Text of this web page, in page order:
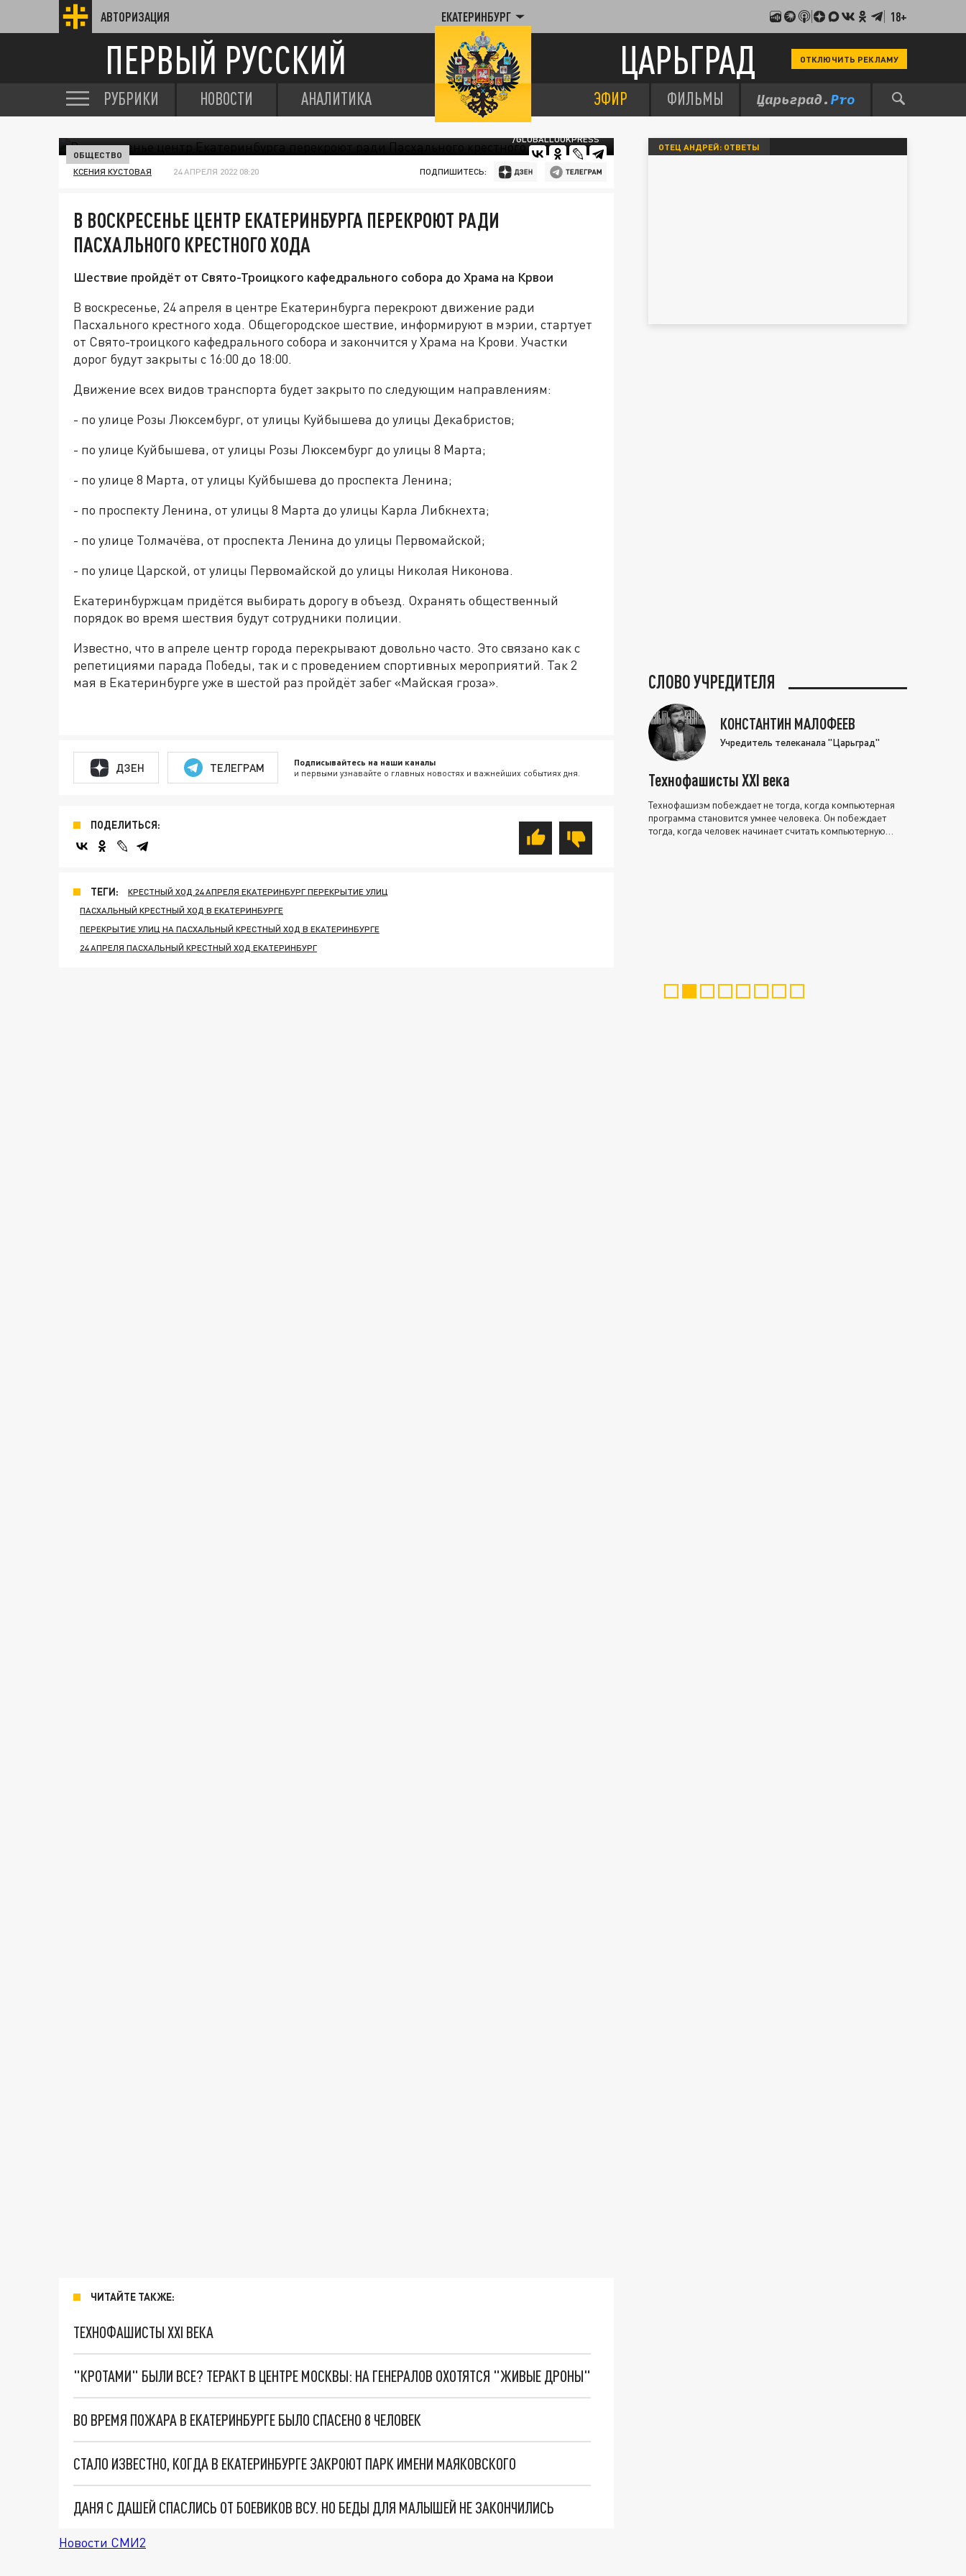
АВТОРИЗАЦИЯ ЕКАТЕРИНБУРГ 18+
ПЕРВЫЙ РУССКИЙ ЦАРЬГРАД ОТКЛЮЧИТЬ РЕКЛАМУ
РУБРИКИ НОВОСТИ АНАЛИТИКА ЭФИР ФИЛЬМЫ
/GLOBALLOOKPRESS
ОБЩЕСТВО
КСЕНИЯ КУСТОВАЯ 24 АПРЕЛЯ 2022 08:20 ПОДПИШИТЕСЬ:
В ВОСКРЕСЕНЬЕ ЦЕНТР ЕКАТЕРИНБУРГА ПЕРЕКРОЮТ РАДИ
ПАСХАЛЬНОГО КРЕСТНОГО ХОДА
Шествие пройдёт от Свято-Троицкого кафедрального собора до Храма на Крвои
В воскресенье, 24 апреля в центре Екатеринбурга перекроют движение ради
Пасхального крестного хода. Общегородское шествие, информируют в мэрии, стартует
от Свято-троицкого кафедрального собора и закончится у Храма на Крови. Участки
дорог будут закрыты с 16:00 до 18:00.
Движение всех видов транспорта будет закрыто по следующим направлениям:
- по улице Розы Люксембург, от улицы Куйбышева до улицы Декабристов;
- по улице Куйбышева, от улицы Розы Люксембург до улицы 8 Марта;
- по улице 8 Марта, от улицы Куйбышева до проспекта Ленина;
- по проспекту Ленина, от улицы 8 Марта до улицы Карла Либкнехта;
- по улице Толмачёва, от проспекта Ленина до улицы Первомайской;
- по улице Царской, от улицы Первомайской до улицы Николая Никонова.
Екатеринбуржцам придётся выбирать дорогу в объезд. Охранять общественный
порядок во время шествия будут сотрудники полиции.
Известно, что в апреле центр города перекрывают довольно часто. Это связано как с
репетициями парада Победы, так и с проведением спортивных мероприятий. Так 2
мая в Екатеринбурге уже в шестой раз пройдёт забег «Майская гроза».
ДЗЕН ТЕЛЕГРАМ Подписывайтесь на наши каналы
и первыми узнавайте о главных новостях и важнейших событиях дня.
ПОДЕЛИТЬСЯ:
ТЕГИ:
КРЕСТНЫЙ ХОД 24 АПРЕЛЯ ЕКАТЕРИНБУРГ ПЕРЕКРЫТИЕ УЛИЦ
ПАСХАЛЬНЫЙ КРЕСТНЫЙ ХОД В ЕКАТЕРИНБУРГЕ
ПЕРЕКРЫТИЕ УЛИЦ НА ПАСХАЛЬНЫЙ КРЕСТНЫЙ ХОД В ЕКАТЕРИНБУРГЕ
24 АПРЕЛЯ ПАСХАЛЬНЫЙ КРЕСТНЫЙ ХОД ЕКАТЕРИНБУРГ
ЧИТАЙТЕ ТАКЖЕ:
ТЕХНОФАШИСТЫ XXI ВЕКА
"КРОТАМИ" БЫЛИ ВСЕ? ТЕРАКТ В ЦЕНТРЕ МОСКВЫ: НА ГЕНЕРАЛОВ ОХОТЯТСЯ "ЖИВЫЕ ДРОНЫ"
ВО ВРЕМЯ ПОЖАРА В ЕКАТЕРИНБУРГЕ БЫЛО СПАСЕНО 8 ЧЕЛОВЕК
СТАЛО ИЗВЕСТНО, КОГДА В ЕКАТЕРИНБУРГЕ ЗАКРОЮТ ПАРК ИМЕНИ МАЯКОВСКОГО
ДАНЯ С ДАШЕЙ СПАСЛИСЬ ОТ БОЕВИКОВ ВСУ. НО БЕДЫ ДЛЯ МАЛЫШЕЙ НЕ ЗАКОНЧИЛИСЬ
Новости СМИ2
ОТЕЦ АНДРЕЙ: ОТВЕТЫ
СЛОВО УЧРЕДИТЕЛЯ
КОНСТАНТИН МАЛОФЕЕВ
Учредитель телеканала "Царьград"
Технофашисты XXI века
Технофашизм побеждает не тогда, когда компьютерная
программа становится умнее человека. Он побеждает
тогда, когда человек начинает считать компьютерную